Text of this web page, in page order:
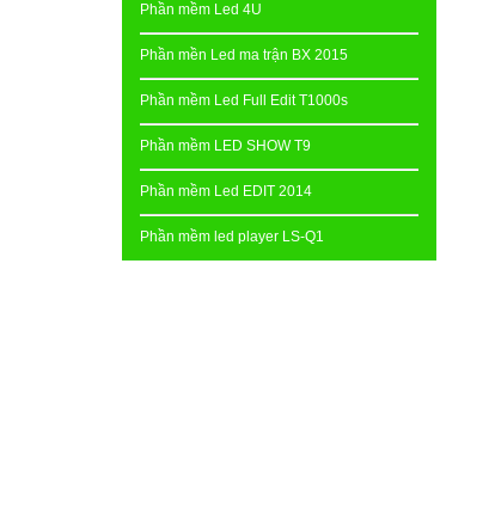
Phần mềm Led 4U
Phần mền Led ma trận BX 2015
Phần mềm Led Full Edit T1000s
Phần mềm LED SHOW T9
Phần mềm Led EDIT 2014
Phần mềm led player LS-Q1